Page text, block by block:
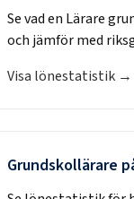
Se vad en Lärare
och jämför med
Visa lönestatistik →
Grundskollärare